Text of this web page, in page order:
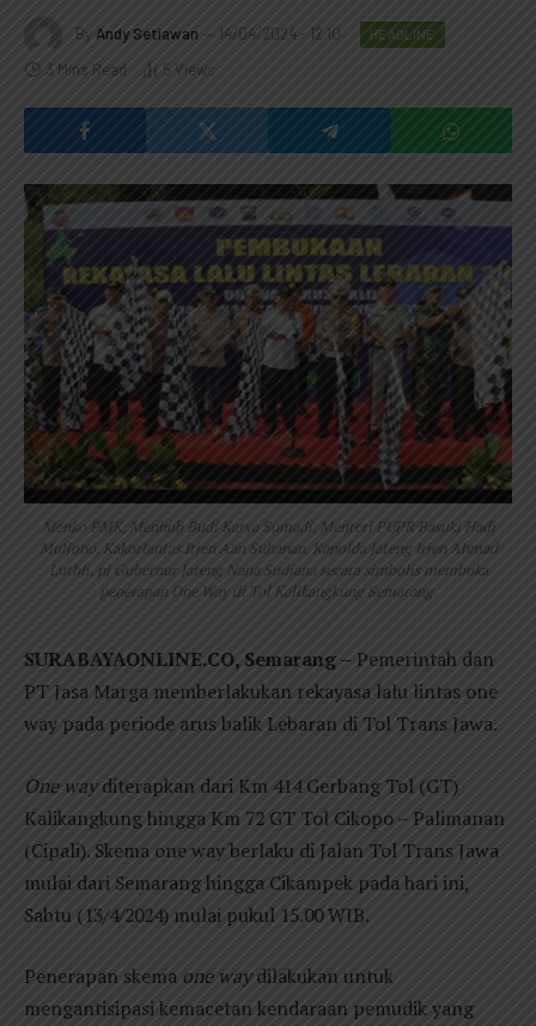
By Andy Setiawan 14/04/2024 - 12:10 HEADLINE
3 Mins Read 5 Views
Menko PMK, Menhub Budi Karya Sumadi, Menteri PUPR Basuki Hadi
Muljono, Kakorlantas Irjen Aan Suhanan, Kapolda Jateng Irjen Ahmad
Luthfi, pj Gubernur Jateng Nana Sudjana secara simbolis membuka
penerapan One Way di Tol Kalikangkung Semarang.
SURABAYAONLINE.CO, Semarang – Pemerintah dan
PT Jasa Marga memberlakukan rekayasa lalu lintas one
way pada periode arus balik Lebaran di Tol Trans Jawa.
One wayditerapkan dari Km 414 Gerbang Tol (GT)
Kalikangkung hingga Km 72 GT Tol Cikopo – Palimanan
(Cipali). Skema one way berlaku di Jalan Tol Trans Jawa
mulai dari Semarang hingga Cikampek pada hari ini,
Sabtu (13/4/2024) mulai pukul 15.00 WIB.
Penerapan skema one waydilakukan untuk
mengantisipasi kemacetan kendaraan pemudik yang